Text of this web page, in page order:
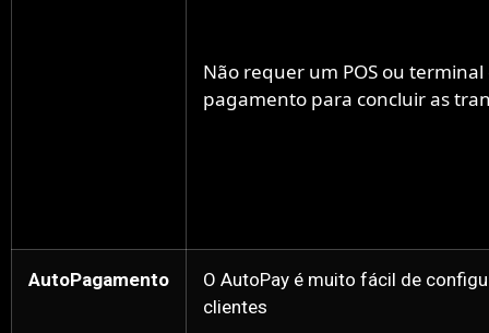
Não requer um POS ou terminal
pagamento para concluir as
AutoPagamento
O AutoPay é muito fácil de
clientes